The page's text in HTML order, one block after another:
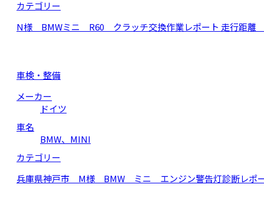
カテゴリー
N様 BMWミニ R60 クラッチ交換作業レポート 走行距離
車検・整備
メーカー
ドイツ
車名
BMW、MINI
カテゴリー
兵庫県神戸市 M様 BMW ミニ エンジン警告灯診断レポー